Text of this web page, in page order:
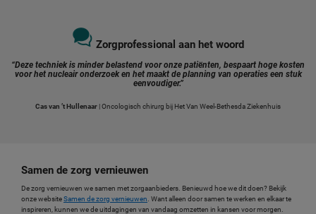
Zorgprofessional aan het woord
“Deze techniek is minder belastend voor onze patiënten, bespaart hoge kosten
voor het nucleair onderzoek en het maakt de planning van operaties een stuk
eenvoudiger.”
Cas van ’t Hullenaar | Oncologisch chirurg bij Het Van Weel-Bethesda Ziekenhuis
Samen de zorg vernieuwen
De zorg vernieuwen we samen met zorgaanbieders. Benieuwd hoe we dit doen? Bekijk
onze websiteSamen de zorg vernieuwen . Want alleen door samen te werken en elkaar te
inspireren, kunnen we de uitdagingen van vandaag omzetten in kansen voor morgen.